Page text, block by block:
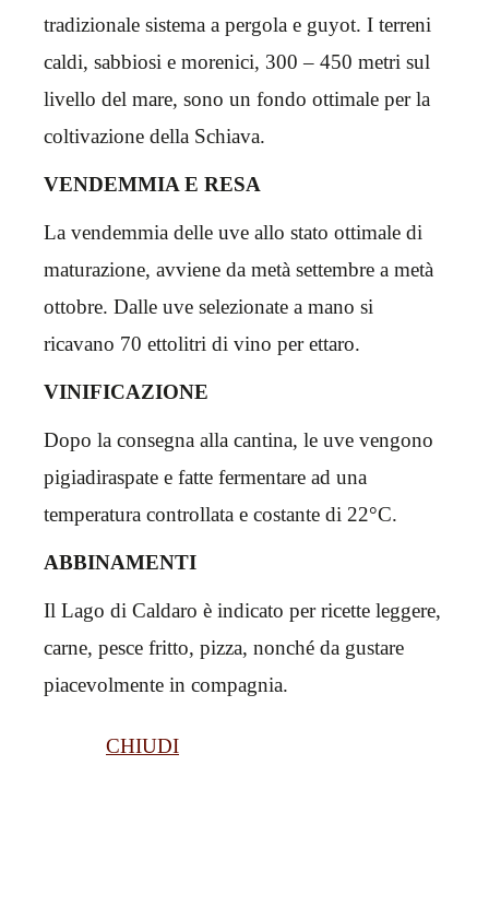
tradizionale sistema a pergola e guyot. I terreni
caldi, sabbiosi e morenici, 300 – 450 metri sul
livello del mare, sono un fondo ottimale per la
coltivazione della Schiava.
VENDEMMIA E RESA
La vendemmia delle uve allo stato ottimale di
maturazione, avviene da metà settembre a metà
ottobre. Dalle uve selezionate a mano si
ricavano 70 ettolitri di vino per ettaro.
VINIFICAZIONE
Dopo la consegna alla cantina, le uve vengono
pigiadiraspate e fatte fermentare ad una
temperatura controllata e costante di 22°C.
ABBINAMENTI
Il Lago di Caldaro è indicato per ricette leggere,
carne, pesce fritto, pizza, nonché da gustare
piacevolmente in compagnia.
CHIUDI